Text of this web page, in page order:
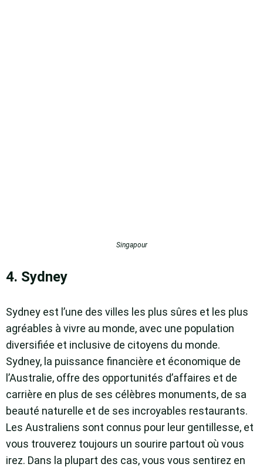
Singapour
4. Sydney
Sydney est l’une des villes les plus sûres et les plus
agréables à vivre au monde, avec une population
diversifiée et inclusive de citoyens du monde.
Sydney, la puissance financière et économique de
l’Australie, offre des opportunités d’affaires et de
carrière en plus de ses célèbres monuments, de sa
beauté naturelle et de ses incroyables restaurants.
Les Australiens sont connus pour leur gentillesse, et
vous trouverez toujours un sourire partout où vous
irez. Dans la plupart des cas, vous vous sentirez en